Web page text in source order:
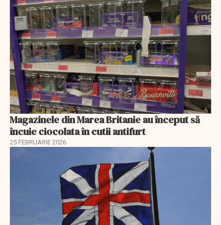
Magazinele din Marea Britanie au început să
încuie ciocolata în cutii antifurt
25 FEBRUARIE 2026